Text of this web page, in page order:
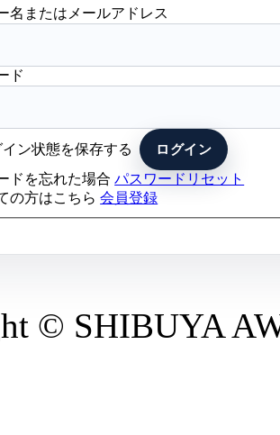
名またはメールアドレス
ド
イン状態を保存する
ドを忘れた場合パスワードリセット
の方はこちら会員登録
© SHIBUYA